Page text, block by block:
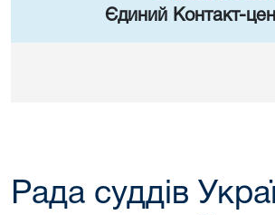
Єдиний Контакт-
Рада суддів